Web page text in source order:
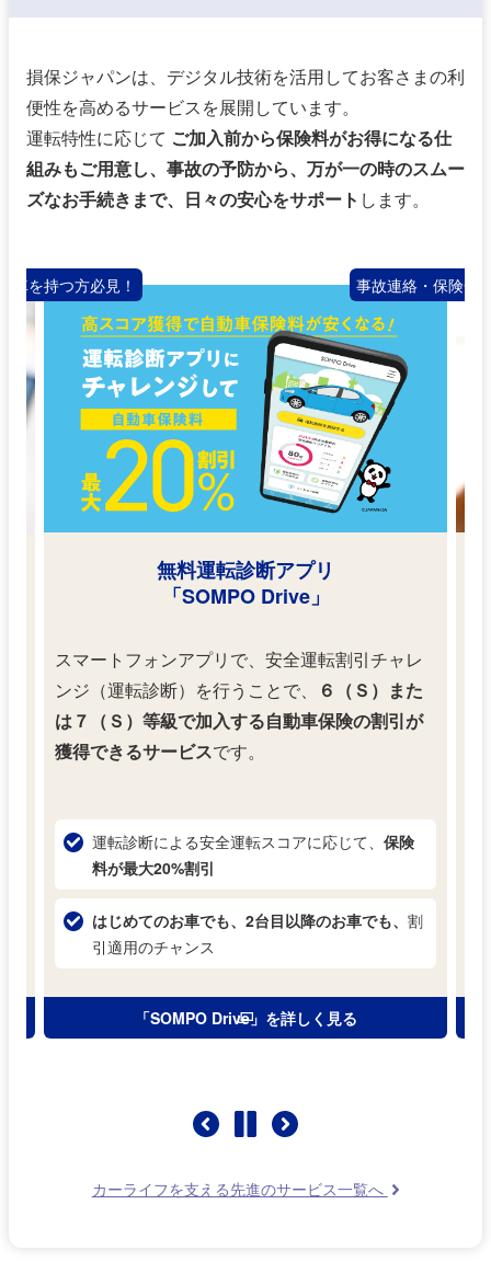
損保ジャパンは、デジタル技術を活用してお客さまの利
便性を高めるサービスを展開しています。
運転特性に応じて ご加入前から保険料がお得になる仕
組みもご用意し、 事故の予防から、万が一の時のスムー
ズなお手続きまで、日々の安心をサポート します。
車を持つ方必見！
無料運転診断アプリ
「SOMPO Drive」
スマートフォンアプリで、安全運転割引チャレ
ンジ（運転診断）を行うことで、
６（Ｓ）また
は７（Ｓ）等級で加入する自動車保険の割引が
獲得できるサービスです。
運転診断による安全運転スコアに応じて、 保険
料が最大20%割引
はじめてのお車でも、2台目以降のお車でも、 割
引適用のチャンス
「SOMPO Drive」を詳しく見る
事故連絡・保険金
カーライフを支える先進のサービス一覧へ